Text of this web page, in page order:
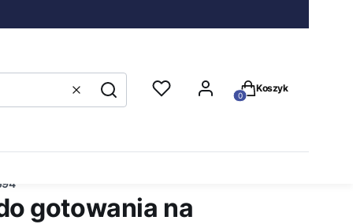
WyczyśćSzukaj
Produkty w
Koszyk
gotowania na